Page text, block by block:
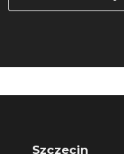
Szczecin